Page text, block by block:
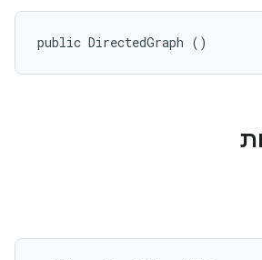
public DirectedGraph ()